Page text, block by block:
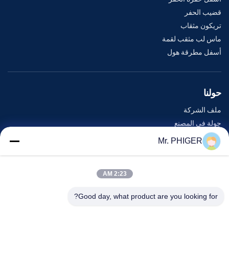
قضيب الحفر
تريكون مثقاب
ماس لب مثقب لقمة
أسفل مطرقة هول
حولنا
ملف الشركة
جولة في المصنع
مراقبة الجودة
خريطة الموقع
الأحداث
Mr. PHIGER
2:23 AM
Good day, what product are you looking for?